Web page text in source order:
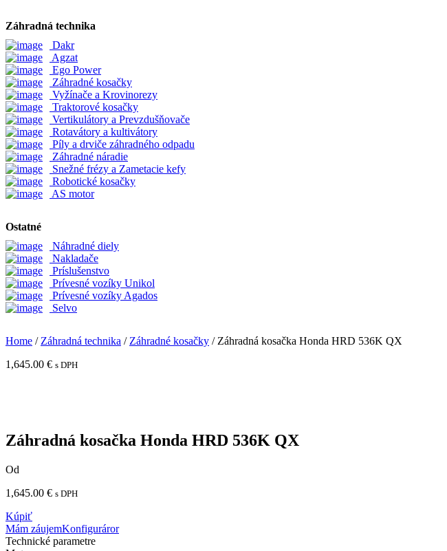
Záhradná technika
Dakr
Agzat
Ego Power
Záhradné kosačky
Vyžínače a Krovinorezy
Traktorové kosačky
Vertikulátory a Prevzdušňovače
Rotavátory a kultivátory
Píly a drviče záhradného odpadu
Záhradné náradie
Snežné frézy a Zametacie kefy
Robotické kosačky
AS motor
Ostatné
Náhradné diely
Nakladače
Príslušenstvo
Prívesné vozíky Unikol
Prívesné vozíky Agados
Selvo
Home /Záhradná technika /Záhradné kosačky / Záhradná kosačka Honda HRD 536K QX
1,645.00 € s DPH
Záhradná kosačka Honda HRD 536K QX
Od
1,645.00 € s DPH
Kúpiť
Mám záujemKonfiguráror
Technické parametre